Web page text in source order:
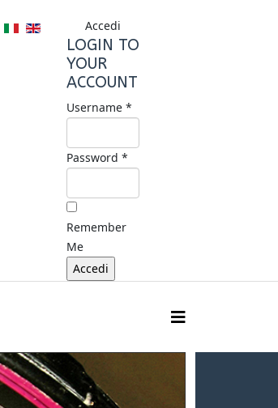
Accedi
LOGIN TO
YOUR
ACCOUNT
Username *
Password *
Remember
Me